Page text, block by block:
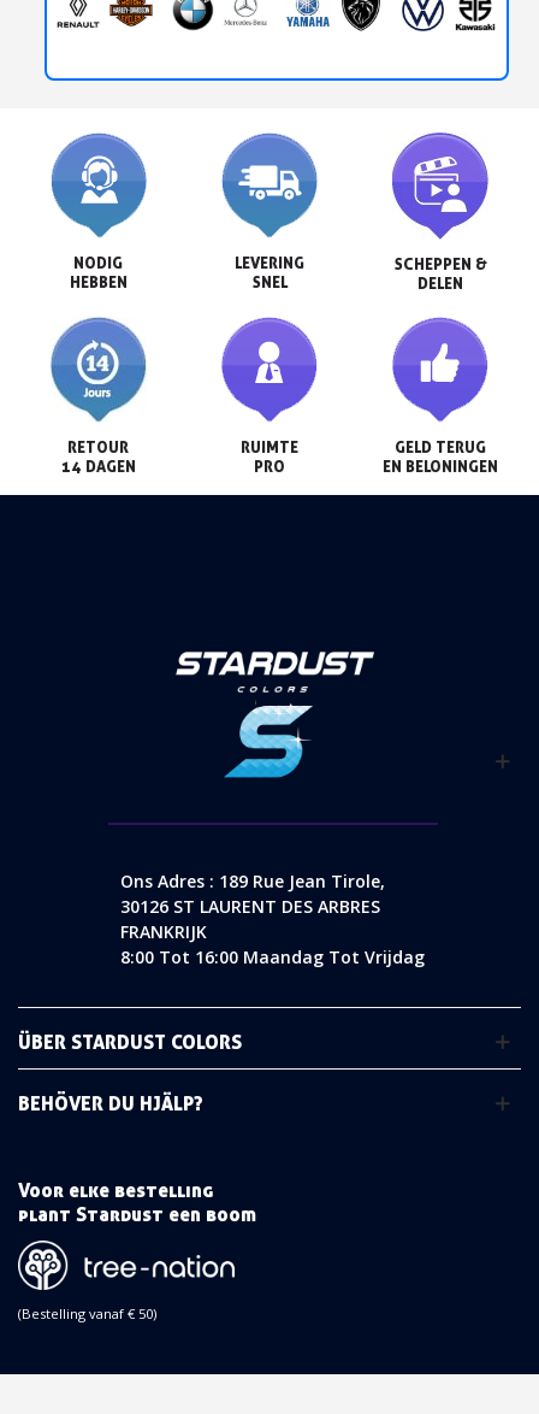
NODIG
HEBBEN
LEVERING
SNEL
SCHEPPEN &
DELEN
RETOUR
14 DAGEN
RUIMTE
PRO
GELD TERUG
EN BELONINGEN
Ons Adres : 189 Rue Jean Tirole,
30126 ST LAURENT DES ARBRES
FRANKRIJK
8:00 Tot 16:00 Maandag Tot Vrijdag
ÜBER STARDUST COLORS
BEHÖVER DU HJÄLP?
Voor elke bestelling
plant Stardust een boom
(Bestelling vanaf € 50)